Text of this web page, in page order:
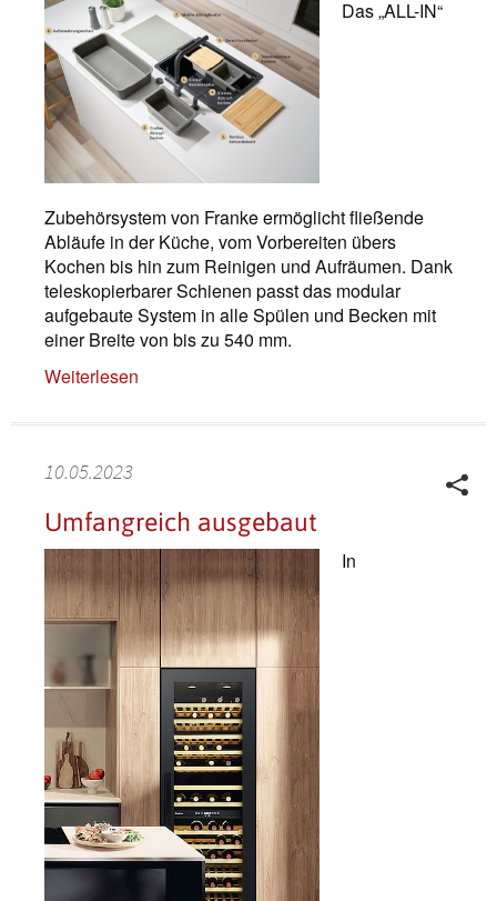
Das „ALL-IN“
Zubehörsystem von Franke ermöglicht fließende
Abläufe in der Küche, vom Vorbereiten übers
Kochen bis hin zum Reinigen und Aufräumen. Dank
teleskopierbarer Schienen passt das modular
aufgebaute System in alle Spülen und Becken mit
einer Breite von bis zu 540 mm.
Weiterlesen
10.05.2023
Umfangreich ausgebaut
In